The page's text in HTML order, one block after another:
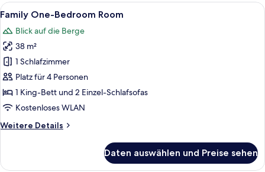
Run
the
House
Alle
Fotos
für
Family
One-
Bedroom
Room
anzeigen
Ein Schlafzimmer mit Bett,
6
Family One-Bedroom Room
Blick auf die Berge
38 m²
1 Schlafzimmer
Platz für 4 Personen
1 King-Bett und 2 Einzel-Schlafsofas
Kostenloses WLAN
Weitere Details
Weitere
One-
Daten auswählen und Preise sehen